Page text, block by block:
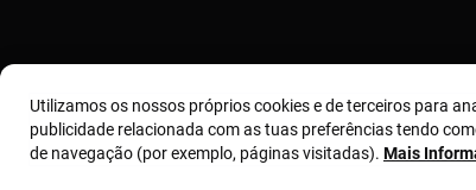
Utilizamos os nossos próprios cookies e de terceiros para
publicidade relacionada com as tuas preferências tendo
de navegação (por exemplo, páginas visitadas). Mais